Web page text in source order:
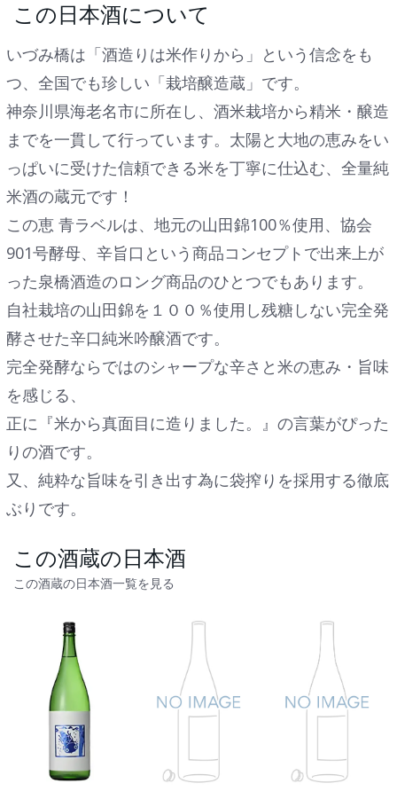
この日本酒について
いづみ橋は「酒造りは米作りから」という信念をも
つ、全国でも珍しい「栽培醸造蔵」です。
神奈川県海老名市に所在し、酒米栽培から精米・醸造
までを一貫して行っています。太陽と大地の恵みをい
っぱいに受けた信頼できる米を丁寧に仕込む、全量純
米酒の蔵元です！
この恵 青ラベルは、地元の山田錦100％使用、協会
901号酵母、辛旨口という商品コンセプトで出来上が
った泉橋酒造のロング商品のひとつでもあります。
自社栽培の山田錦を１００％使用し残糖しない完全発
酵させた辛口純米吟醸酒です。
完全発酵ならではのシャープな辛さと米の恵み・旨味
を感じる、
正に『米から真面目に造りました。』の言葉がぴった
りの酒です。
又、純粋な旨味を引き出す為に袋搾りを採用する徹底
ぶりです。
この酒蔵の日本酒
この酒蔵の日本酒一覧を見る